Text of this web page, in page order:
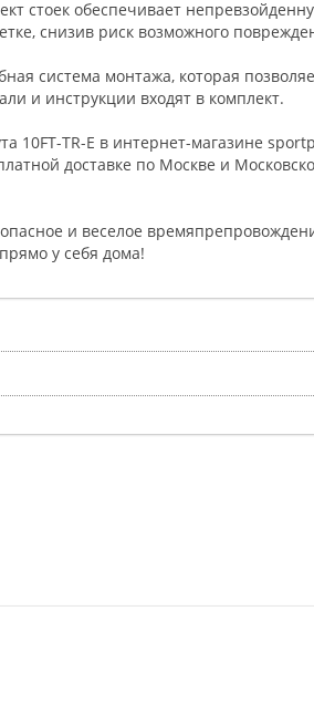
обеспечивает
снизив риск возможного
система монтажа, которая
и инструкции входят в комплект.
10FT-TR-E в интернет-магазине
доставке по Москве и
и веселое
у себя дома!